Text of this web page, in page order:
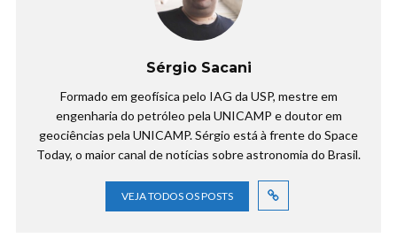
Sérgio Sacani
Formado em geofísica pelo IAG da USP, mestre em
engenharia do petróleo pela UNICAMP e doutor em
geociências pela UNICAMP. Sérgio está à frente do Space
Today, o maior canal de notícias sobre astronomia do Brasil.
VEJA TODOS OS POSTS